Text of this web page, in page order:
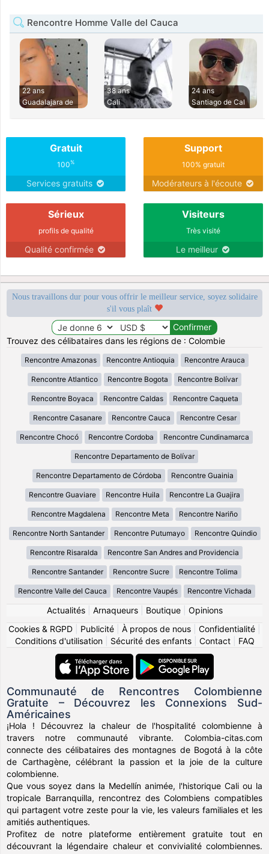
Rencontre Homme Valle del Cauca
22 ans
Guadalajara de
38 ans
Cali
24 ans
Santiago de Cal
Gratuit
100%
Services gratuits
Support
100% gratuit
Modérateurs à l'écoute
Sérieux
profils de qualité
Qualité confirmée
Visiteurs
Très visité
Le meilleur
Nous travaillons dur pour vous offrir le meilleur service, soyez solidaire
s'il vous plaît
Trouvez des célibataires dans les régions de : Colombie
Rencontre Amazonas Rencontre Antioquia Rencontre Arauca
Rencontre Atlantico Rencontre Bogota Rencontre Bolívar
Rencontre Boyaca Rencontre Caldas Rencontre Caqueta
Rencontre Casanare Rencontre Cauca Rencontre Cesar
Rencontre Chocó Rencontre Cordoba Rencontre Cundinamarca
Rencontre Departamento de Bolívar
Rencontre Departamento de Córdoba Rencontre Guainia
Rencontre Guaviare Rencontre Huila Rencontre La Guajira
Rencontre Magdalena Rencontre Meta Rencontre Nariño
Rencontre North Santander Rencontre Putumayo Rencontre Quindio
Rencontre Risaralda Rencontre San Andres and Providencia
Rencontre Santander Rencontre Sucre Rencontre Tolima
Rencontre Valle del Cauca Rencontre Vaupés Rencontre Vichada
Actualités| Arnaqueurs| Boutique| Opinions
Cookies & RGPD
Publicité À propos de nous Confidentialité
Conditions d'utilisation| Sécurité des enfants| Contact| FAQ
Communauté de Rencontres Colombienne
Gratuite – Découvrez les Connexions Sud-
Américaines
¡Hola ! Découvrez la chaleur de l'hospitalité colombienne à
travers notre communauté vibrante. Colombia-citas.com
connecte des célibataires des montagnes de Bogotá à la côte
de Carthagène, célébrant la passion et la joie de la culture
colombienne.
Que vous soyez dans la Medellín animée, l'historique Cali ou la
tropicale Barranquilla, rencontrez des Colombiens compatibles
qui partagent votre zeste pour la vie, les valeurs familiales et les
amitiés authentiques.
Profitez de notre plateforme entièrement gratuite tout en
découvrant la légendaire chaleur et convivialité colombiennes.